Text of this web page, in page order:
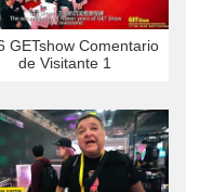
GETshow Comentario
de Visitante 1